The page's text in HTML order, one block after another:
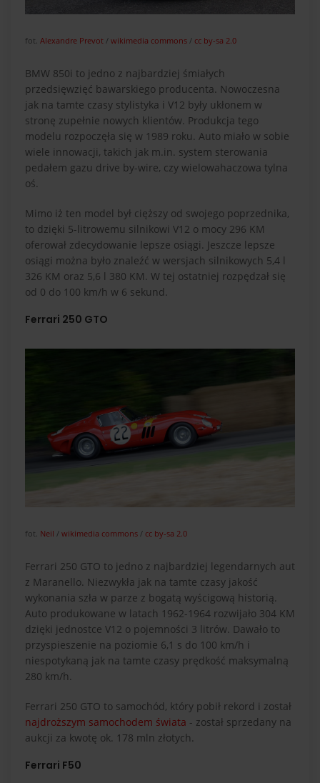
fot. Alexandre Prevot / wikimedia commons / cc by-sa 2.0
BMW 850i to jedno z najbardziej śmiałych
przedsięwzięć bawarskiego producenta. Nowoczesna
jak na tamte czasy stylistyka i V12 były ukłonem w
stronę zupełnie nowych klientów. Produkcja tego
modelu rozpoczęła się w 1989 roku. Auto miało w sobie
wiele innowacji, takich jak m.in. system sterowania
pedałem gazu drive by-wire, czy wielowahaczowa tylna
oś.
Mimo iż ten model był cięższy od swojego poprzednika,
to dzięki 5-litrowemu silnikowi V12 o mocy 296 KM
oferował zdecydowanie lepsze osiągi. Jeszcze lepsze
osiągi można było znaleźć w wersjach silnikowych 5,4 l
326 KM oraz 5,6 l 380 KM. W tej ostatniej rozpędzał się
od 0 do 100 km/h w 6 sekund.
Ferrari 250 GTO
fot. Neil / wikimedia commons / cc by-sa 2.0
Ferrari 250 GTO to jedno z najbardziej legendarnych aut
z Maranello. Niezwykła jak na tamte czasy jakość
wykonania szła w parze z bogatą wyścigową historią.
Auto produkowane w latach 1962-1964 rozwijało 304 KM
dzięki jednostce V12 o pojemności 3 litrów. Dawało to
przyspieszenie na poziomie 6,1 s do 100 km/h i
niespotykaną jak na tamte czasy prędkość maksymalną
280 km/h.
Ferrari 250 GTO to samochód, który pobił rekord i został
najdroższym samochodem świata - został sprzedany na
aukcji za kwotę ok. 178 mln złotych.
Ferrari F50